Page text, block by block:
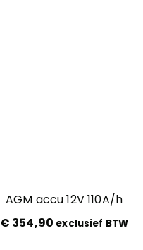
AGM accu 12V 110A/h
€ 354,90 exclusief BTW